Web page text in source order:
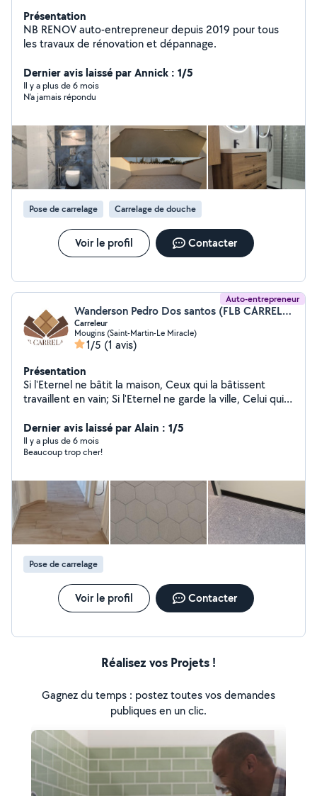
Présentation
NB RENOV auto-entrepreneur depuis 2019 pour tous
les travaux de rénovation et dépannage.
Dernier avis laissé par Annick : 1/5
Il y a plus de 6 mois
N'a jamais répondu
Pose de carrelage Carrelage de douche
Voir le profil Contacter
Auto-entrepreneur
Wanderson Pedro Dos santos (FLB CARRELAGE)
Carreleur
Mougins (Saint-Martin-Le Miracle)
1/5 (1 avis)
Présentation
Si l'Eternel ne bâtit la maison, Ceux qui la bâtissent
travaillent en vain; Si l'Eternel ne garde la ville, Celui qui
Dernier avis laissé par Alain : 1/5
Il y a plus de 6 mois
Beaucoup trop cher!
Pose de carrelage
Voir le profil Contacter
Réalisez vos Projets !
Gagnez du temps : postez toutes vos demandes
publiques en un clic.